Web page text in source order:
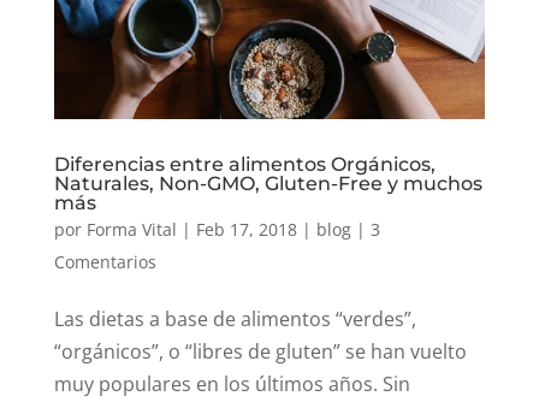
Diferencias entre alimentos Orgánicos,
Naturales, Non-GMO, Gluten-Free y muchos
más
por Forma Vital | Feb 17, 2018| blog| 3
Comentarios
Las dietas a base de alimentos “verdes”,
“orgánicos”, o “libres de gluten” se han vuelto
muy populares en los últimos años. Sin